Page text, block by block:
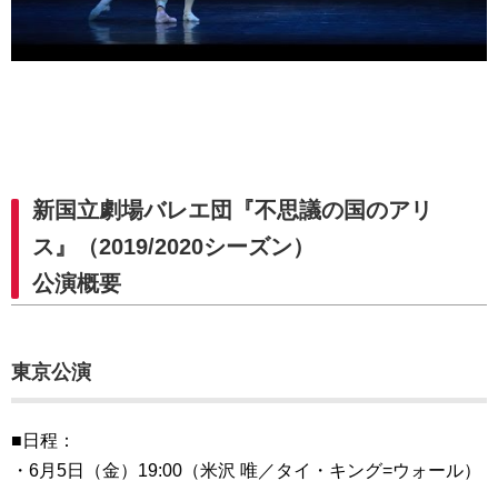
新国立劇場バレエ団『不思議の国のアリ
ス』（2019/2020シーズン）
公演概要
東京公演
■日程：
・6月5日（金）19:00（米沢 唯／タイ・キング=ウォール）